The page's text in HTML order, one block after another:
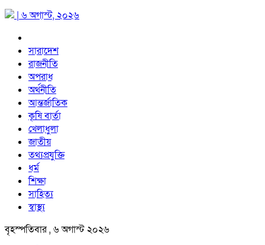
| ৬ অগাস্ট, ২০২৬
সারাদেশ
রাজনীতি
অপরাধ
অর্থনীতি
আন্তর্জাতিক
কৃষি বার্তা
খেলাধুলা
জাতীয়
তথ্যপ্রযুক্তি
ধর্ম
শিক্ষা
সাহিত্য
স্বাস্থ্য
বৃহস্পতিবার , ৬ অগাস্ট ২০২৬